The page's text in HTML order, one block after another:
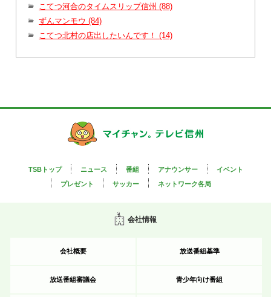
こてつ河合のタイムスリップ信州 (88)
ずんマンモウ (84)
こてつ北村の店出したいんです！ (14)
TSBトップ ニュース 番組 アナウンサー
イベント
プレゼント
サッカー ネットワーク各局
会社情報
会社概要 放送番組基準
放送番組審議会 青少年向け番組